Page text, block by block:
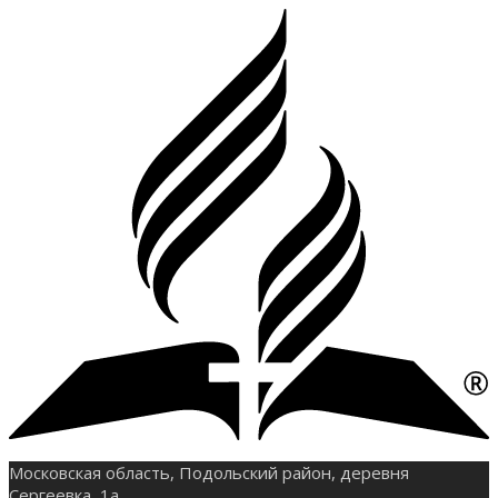
Московская область, Подольский район, деревня